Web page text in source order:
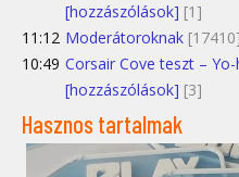
[hozzászólások] [1]
11:12 Moderátoroknak [17410]
10:49 Corsair Cove teszt –
[hozzászólások] [3]
Hasznos tartalmak